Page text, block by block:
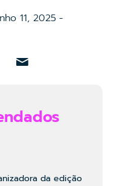
11, 2025 -
da edição